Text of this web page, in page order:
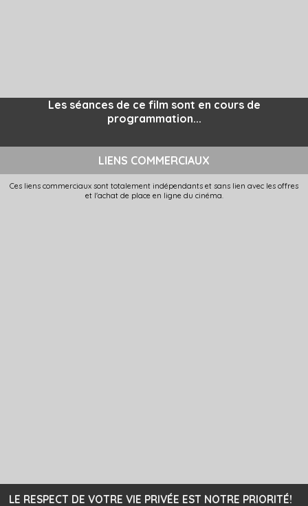
LE RESPECT DE VOTRE VIE PRIVÉE EST NOTRE PRIORITÉ!
Les séances de ce film sont en cours de
programmation...
LIENS COMMERCIAUX
Ces liens commerciaux sont totalement indépendants et sans lien avec les offres
et l'achat de place en ligne du cinéma.